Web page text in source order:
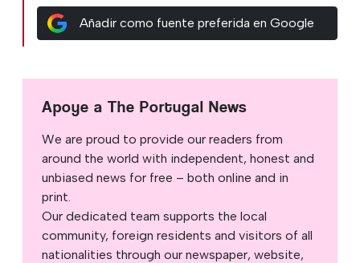
Añadir como fuente preferida en Google
Apoye a The Portugal News
We are proud to provide our readers from
around the world with independent, honest and
unbiased news for free – both online and in
print.
Our dedicated team supports the local
community, foreign residents and visitors of all
nationalities through our newspaper, website,